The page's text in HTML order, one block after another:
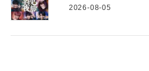
2026-08-05